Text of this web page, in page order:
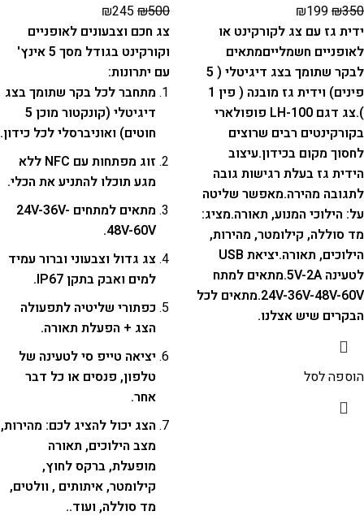
₪350
₪199
ידית גז עם צג לקורקינט או
לאופניים חשמלייםמתאים
לבקר שתומך בצג דיגיטלי ( 5
פינים) וידית גז מובנה ( פין 1
).
צג דגם LH-100 פופולארי
בקורקינטים רבים שרוצים
לחסוך מקום בכידון.עיצוב
הידית גז בעלת רגישות גובה
לתגובה מהירה.מאפשר שליטה
על: הילוכי המנוע, תאורה.מציג:
מד סוללה, קילומטר, מהירות,
הילוכים, תאורה.
יציאת USB
לטעינה 5V-2A.
מתאים למתח
24V-36V-48V-60V. מתאים לכל
הבקרים שיש אצלנו.
הוספה לסל
₪500
₪245
צג חכם וצבעונים לאופניים
וקורקינט בגודל מסך 5 אינץ'
עם יתרונות:
מתחבר לכל בקר שתומך בצג
דיגיטלי (קונקטור מוכן 5
חוטים) ואוניברסלי לכל כידון.
זוג מפתחות עם NFC ללא
מגע תוכלו להתניע את הכלי.
מתאים למתחים 24V-36V-
48V-60V.
צג גדול וצבעוני וברור עמיד
למים ואבק בתקן IP67.
כפתורי שליטיה לתפעולה
הצג + הפעלת תאורה.
יציאה טייפ סי לטעינה של
טלפון, פנסים או כל דבר
אחר.
הצג יכול להציג לכם: מהירות,
מצב הילוכים, תאורה
מופעלת, ברקס לחוץ,
קילומטר, איתותים , וולטים,
מד סוללה, ועוד..